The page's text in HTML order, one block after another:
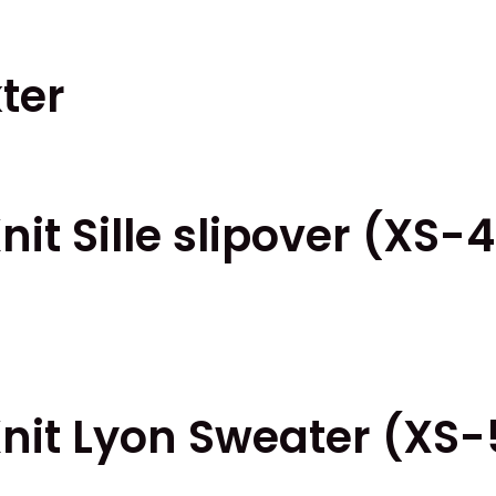
Sille slipover (XS-
Lyon Sweater (XS-